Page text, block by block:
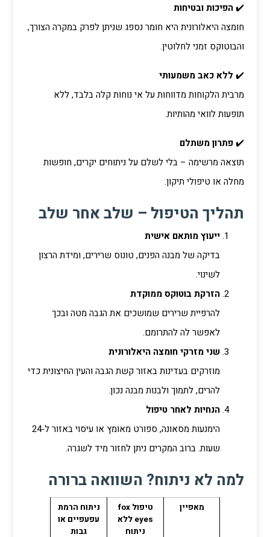
✔️הפיכות ובטיחות
חומצה היאלורונית היא חומר נספג שניתן לפרק במקרה הצורך,
והבוטוקס זמני לחלוטין.
✔️ ללא כאב משמעותי
מרבית הלקוחות מדווחות על אי נוחות קלה בלבד, ללא
תופעות לוואי מהותיות.
✔️פתרון משתלם
תוצאה מרשימה – בלי לשלם על ניתוחים יקרים, חופשות
מחלה או טיפולי תיקון.
תהליך הטיפול – שלב אחר שלב
ייעוץ מותאם אישית
בדיקה של מבנה הפנים, טונוס שרירים, ומידת הרצון
לשינוי.
הזרקת בוטוקס ממוקדת
להרפיית שרירים שמושכים את הגבה מטה ובכך
לאפשר לה להתרומם.
שני מזרקי חומצה היאלורונית
מוזרקים בעדינות באזור קשת הגבה והעין החיצונית כדי
להרים, לתמוך ולבנות מבנה נכון.
הנחיות לאחר טיפול
הימנעות מסאונה, ספורט מאומץ או עיסוי באזור ל‑24
שעות. ברוב המקרים ניתן לחזור מיד לשגרה.
למה לא ניתוח? השוואה ברורה
מאפיין
טיפול fox
eyes ללא
ניתוח
ניתוח הרמת
עפעפיים או
גבות